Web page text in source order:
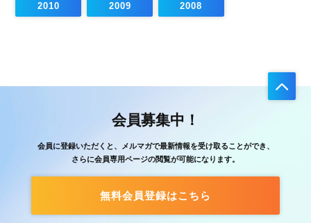
2010 2009 2008
会員募集中！
会員に登録いただくと、メルマガで最新情報を受け取ることができ、
さらに会員専用ページの閲覧が可能になります。
無料会員登録はこちら